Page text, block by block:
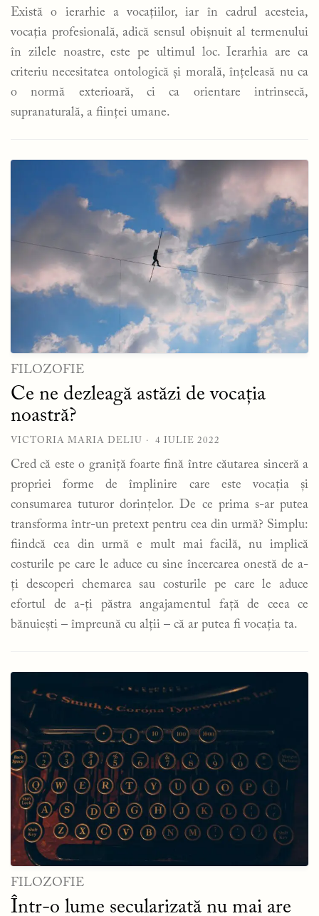
Există o ierarhie a vocațiilor, iar în cadrul acesteia,
vocația profesională, adică sensul obișnuit al termenului
în zilele noastre, este pe ultimul loc. Ierarhia are ca
criteriu necesitatea ontologică și morală, înțeleasă nu ca
o normă exterioară, ci ca orientare intrinsecă,
supranaturală, a ființei umane.
FILOZOFIE
Ce ne dezleagă astăzi de vocația
noastră?
VICTORIA MARIA DELIU 4 IULIE 2022
Cred că este o graniță foarte fină între căutarea sinceră a
propriei forme de împlinire care este vocația și
consumarea tuturor dorințelor. De ce prima s-ar putea
transforma într-un pretext pentru cea din urmă? Simplu:
fiindcă cea din urmă e mult mai facilă, nu implică
costurile pe care le aduce cu sine încercarea onestă de a-
ți descoperi chemarea sau costurile pe care le aduce
efortul de a-ți păstra angajamentul față de ceea ce
bănuiești – împreună cu alții – că ar putea fi vocația ta.
FILOZOFIE
Într-o lume secularizată nu mai are